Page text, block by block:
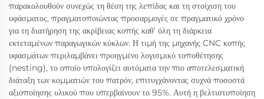
παρακολουθούν συνεχώς τη θέση της λεπίδας και τη στοίχιση του
υφάσματος, πραγματοποιώντας προσαρμογές σε πραγματικό χρόνο
για τη διατήρηση της ακρίβειας κοπής καθ’ όλη τη διάρκεια
εκτεταμένων παραγωγικών κύκλων. Η τιμή της μηχανής CNC κοπής
υφασμάτων περιλαμβάνει προηγμένο λογισμικό τοποθέτησης
(nesting), το οποίο υπολογίζει αυτόματα την πιο αποτελεσματική
διάταξη των κομματιών του πατρόν, επιτυγχάνοντας συχνά ποσοστά
αξιοποίησης υλικού που υπερβαίνουν το 95%. Αυτή η βελτιστοποίηση